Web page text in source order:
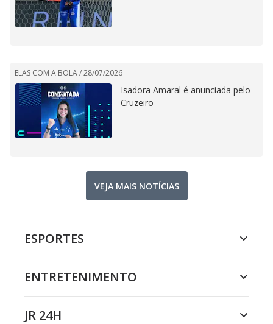
ELAS COM A BOLA /28/07/2026
Isadora Amaral é anunciada pelo
Cruzeiro
VEJA MAIS NOTÍCIAS
ESPORTES
ENTRETENIMENTO
JR 24H